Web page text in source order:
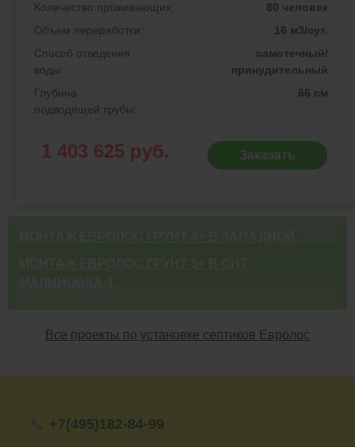
Количество проживающих:
80 человек
Объем переработки:
16 м3/сут.
Способ отведения
воды:
самотечный/
принудительный
Глубина
подводящей трубы:
66 см
1 403 625 руб. Заказать
Все проекты по установке септиков Евролос
+7(495)182-84-99